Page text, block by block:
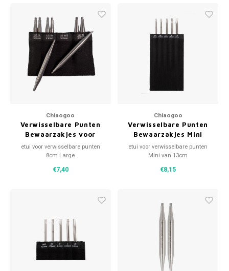
Chiaogoo
Verwisselbare Punten
Bewaarzakjes voor
8cm 5.5-8mm
etui voor verwisselbare punten
8cm Large
€7,40
Chiaogoo
Verwisselbare Punten
Bewaarzakjes Mini
7x12cm 1.5-2.5mm
etui voor verwisselbare punten
Mini van 13cm
€8,15